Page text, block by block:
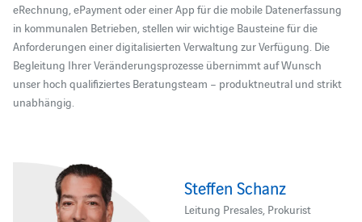
eRechnung, ePayment oder einer App für die mobile Datenerfassung
in kommunalen Betrieben, stellen wir wichtige Bausteine für die
Anforderungen einer digitalisierten Verwaltung zur Verfügung. Die
Begleitung Ihrer Veränderungsprozesse übernimmt auf Wunsch
unser hoch qualifiziertes Beratungsteam – produktneutral und strikt
unabhängig.
Steffen Schanz
Leitung Presales, Prokurist